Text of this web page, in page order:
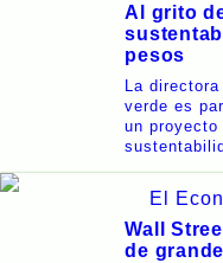
Al grito
pesos
La
verde es
un
El
Wall
de